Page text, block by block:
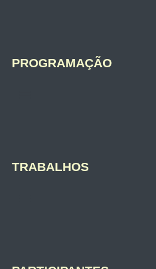
PROGRAMAÇÃO
TRABALHOS